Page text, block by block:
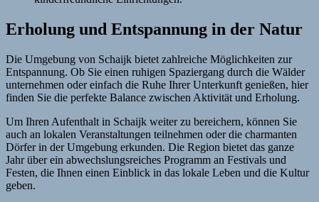
Erholung und Entspannung in der Natur
Die Umgebung von Schaijk bietet zahlreiche Möglichkeiten zur
Entspannung. Ob Sie einen ruhigen Spaziergang durch die Wälder
unternehmen oder einfach die Ruhe Ihrer Unterkunft genießen, hier
finden Sie die perfekte Balance zwischen Aktivität und Erholung.
Um Ihren Aufenthalt in Schaijk weiter zu bereichern, können Sie
auch an lokalen Veranstaltungen teilnehmen oder die charmanten
Dörfer in der Umgebung erkunden. Die Region bietet das ganze
Jahr über ein abwechslungsreiches Programm an Festivals und
Festen, die Ihnen einen Einblick in das lokale Leben und die Kultur
geben.